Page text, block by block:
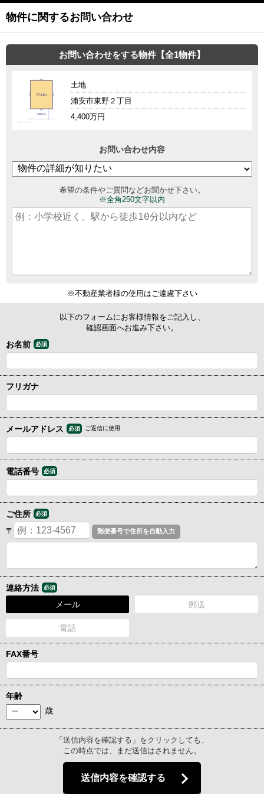
物件に関するお問い合わせ
お問い合わせをする物件【全1物件】
土地
浦安市東野２丁目
4,400万円
お問い合わせ内容
希望の条件やご質問などお聞かせ下さい。
※全角250文字以内
※不動産業者様の使用はご遠慮下さい
以下のフォームにお客様情報をご記入し、
確認画面へお進み下さい。
お名前 必須
フリガナ
メールアドレス 必須 ご返信に使用
電話番号 必須
ご住所 必須
〒
連絡方法 必須
メール 郵送
電話
FAX番号
年齢
歳
「送信内容を確認する」をクリックしても、
この時点では、まだ送信はされません。
送信内容を確認する